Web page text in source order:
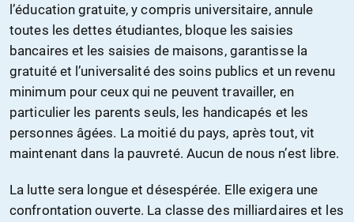
l’éducation gratuite, y compris universitaire, annule
toutes les dettes étudiantes, bloque les saisies
bancaires et les saisies de maisons, garantisse la
gratuité et l’universalité des soins publics et un revenu
minimum pour ceux qui ne peuvent travailler, en
particulier les parents seuls, les handicapés et les
personnes âgées. La moitié du pays, après tout, vit
maintenant dans la pauvreté. Aucun de nous n’est libre.
La lutte sera longue et désespérée. Elle exigera une
confrontation ouverte. La classe des milliardaires et les